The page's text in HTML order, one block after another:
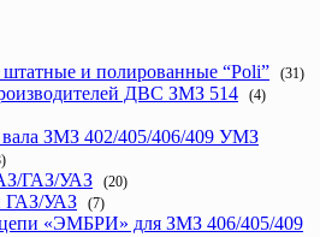
и полированные “Poli” (31)
ДВС ЗМЗ 514 (4)
ЗМЗ 402/405/406/409 УМЗ
ГАЗ/УАЗ (20)
ГАЗ/УАЗ (7)
«ЭМБРИ» для ЗМЗ 406/405/409